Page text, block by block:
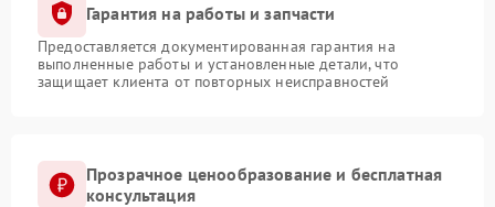
Гарантия на работы и запчасти
Предоставляется документированная гарантия на
выполненные работы и установленные детали, что
защищает клиента от повторных неисправностей
Прозрачное ценообразование и бесплатная
консультация